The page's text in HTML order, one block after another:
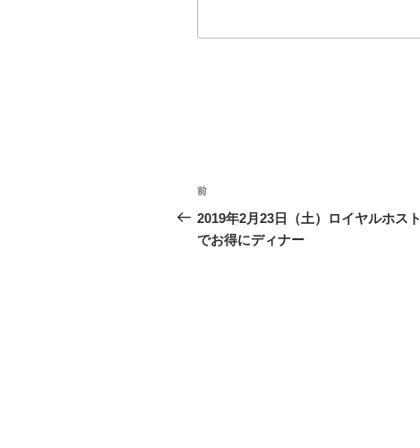
投
稿
ナ
過
去
の
前
2019年2月23日（土）ロイヤルホスト
でお得にディナー